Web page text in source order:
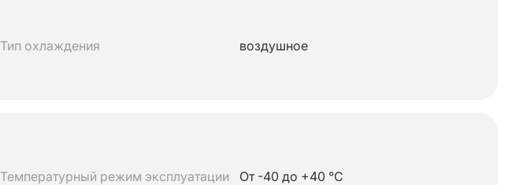
Тип охлаждения
воздушное
Температурный режим эксплуатации
От -40 до +40 °C